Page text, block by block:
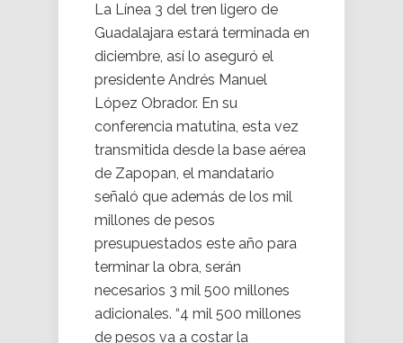
La Línea 3 del tren ligero de
Guadalajara estará terminada en
diciembre, así lo aseguró el
presidente Andrés Manuel
López Obrador. En su
conferencia matutina, esta vez
transmitida desde la base aérea
de Zapopan, el mandatario
señaló que además de los mil
millones de pesos
presupuestados este año para
terminar la obra, serán
necesarios 3 mil 500 millones
adicionales. “4 mil 500 millones
de pesos va a costar la